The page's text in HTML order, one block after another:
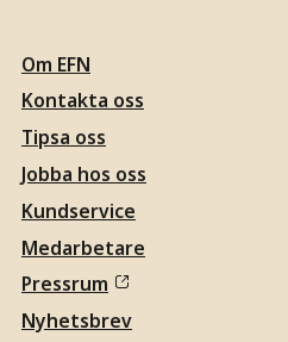
Om EFN
Kontakta oss
Tipsa oss
Jobba hos oss
Kundservice
Medarbetare
Pressrum
Nyhetsbrev